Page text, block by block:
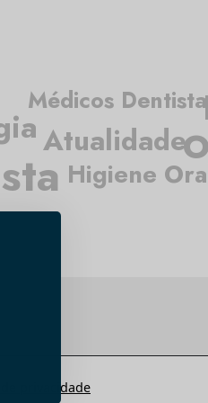
Atualidade
Médicos
Higiene
de privacidade